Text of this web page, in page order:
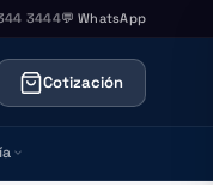
3444💬 WhatsApp
Cotización